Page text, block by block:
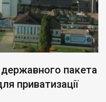
пакета
приватизації